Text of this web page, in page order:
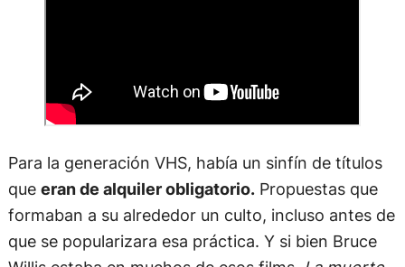
Para la generación VHS, había un sinfín de títulos
que eran de alquiler obligatorio.Propuestas que
formaban a su alrededor un culto, incluso antes de
que se popularizara esa práctica. Y si bien Bruce